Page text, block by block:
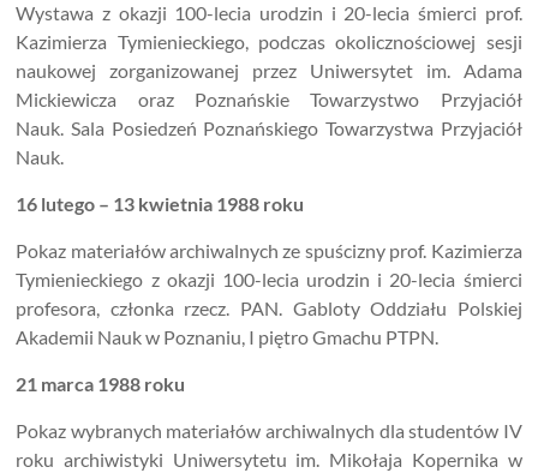
Wystawa z okazji 100-lecia urodzin i 20-lecia śmierci prof.
Kazimierza Tymienieckiego, podczas okolicznościowej sesji
naukowej zorganizowanej przez Uniwersytet im. Adama
Mickiewicza oraz Poznańskie Towarzystwo Przyjaciół
Nauk. Sala Posiedzeń Poznańskiego Towarzystwa Przyjaciół
Nauk.
16 lutego – 13 kwietnia 1988 roku
Pokaz materiałów archiwalnych ze spuścizny prof. Kazimierza
Tymienieckiego z okazji 100-lecia urodzin i 20-lecia śmierci
profesora, członka rzecz. PAN. Gabloty Oddziału Polskiej
Akademii Nauk w Poznaniu, I piętro Gmachu PTPN.
21 marca 1988 roku
Pokaz wybranych materiałów archiwalnych dla studentów IV
roku archiwistyki Uniwersytetu im. Mikołaja Kopernika w